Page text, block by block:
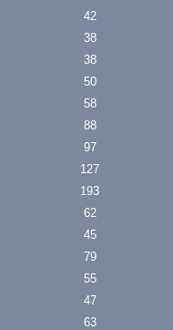
42
38
38
50
58
88
97
127
193
62
45
79
55
47
63